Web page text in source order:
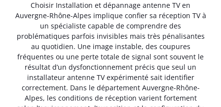
Choisir Installation et dépannage antenne TV en
Auvergne-Rhône-Alpes implique confier sa réception TV à
un spécialiste capable de comprendre des
problématiques parfois invisibles mais très pénalisantes
au quotidien. Une image instable, des coupures
fréquentes ou une perte totale de signal sont souvent le
résultat d’un dysfonctionnement précis que seul un
installateur antenne TV expérimenté sait identifier
correctement. Dans le département Auvergne-Rhône-
Alpes, les conditions de réception varient fortement